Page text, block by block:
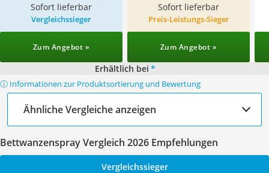
Sofort lieferbar Sofort lieferbar
Vergleichssieger
Zum Angebot »
Preis-Leistungs-Sieger
Zum Angebot »
Erhältlich bei *
ⓘ Informationen zur Produktsortierung und Bewertung
Ähnliche Vergleiche anzeigen
Bettwanzenspray Vergleich 2026 Empfehlungen
Vergleichssieger